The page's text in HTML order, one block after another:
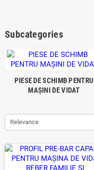
Subcategories
PIESE DE SCHIMB PENTRU
MAȘINI DE VIDAT
Relevance